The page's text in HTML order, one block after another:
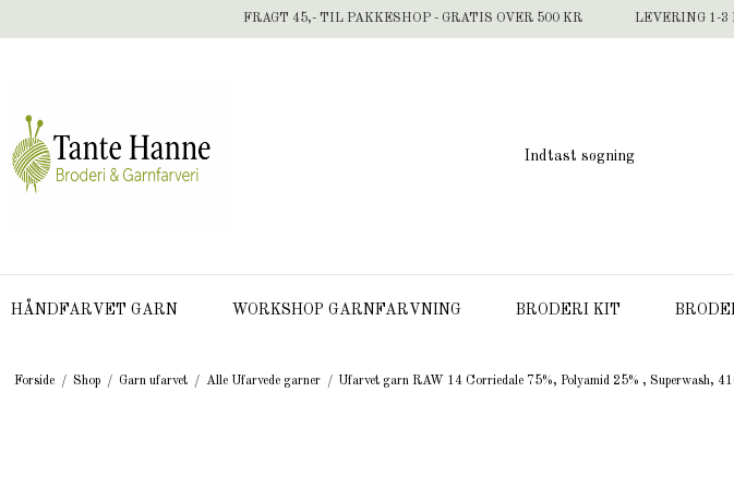
FRAGT 45,- TIL PAKKESHOP - GRATIS OVER 500 KR LEVERING 1-3
HÅNDFARVET GARN WORKSHOP GARNFARVNING BRODERI KIT
Forside / Shop / Garn ufarvet / Alle Ufarvede garner / Ufarvet garn RAW 14 Corriedale 75%, Polyamid 25% , Superwash,